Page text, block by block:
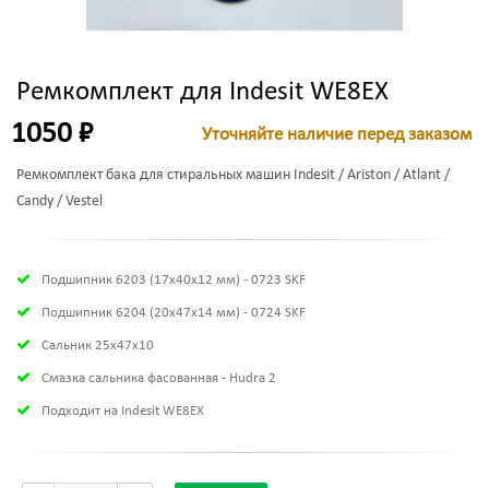
Ремкомплект для Indesit WE8EX
1050 ₽ Уточняйте наличие перед заказом
Ремкомплект бака для стиральных машин Indesit / Ariston / Atlant /
Candy / Vestel
Подшипник 6203 (17х40х12 мм) - 0723 SKF
Подшипник 6204 (20х47х14 мм) - 0724 SKF
Сальник 25x47x10
Смазка сальника фасованная - Hudra 2
Подходит на Indesit WE8EX